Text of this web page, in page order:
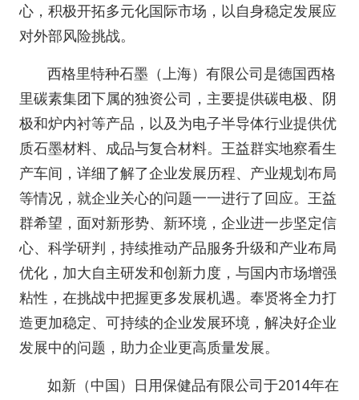
心，积极开拓多元化国际市场，以自身稳定发展应
对外部风险挑战。
西格里特种石墨（上海）有限公司是德国西格
里碳素集团下属的独资公司，主要提供碳电极、阴
极和炉内衬等产品，以及为电子半导体行业提供优
质石墨材料、成品与复合材料。王益群实地察看生
产车间，详细了解了企业发展历程、产业规划布局
等情况，就企业关心的问题一一进行了回应。王益
群希望，面对新形势、新环境，企业进一步坚定信
心、科学研判，持续推动产品服务升级和产业布局
优化，加大自主研发和创新力度，与国内市场增强
粘性，在挑战中把握更多发展机遇。奉贤将全力打
造更加稳定、可持续的企业发展环境，解决好企业
发展中的问题，助力企业更高质量发展。
如新（中国）日用保健品有限公司于2014年在